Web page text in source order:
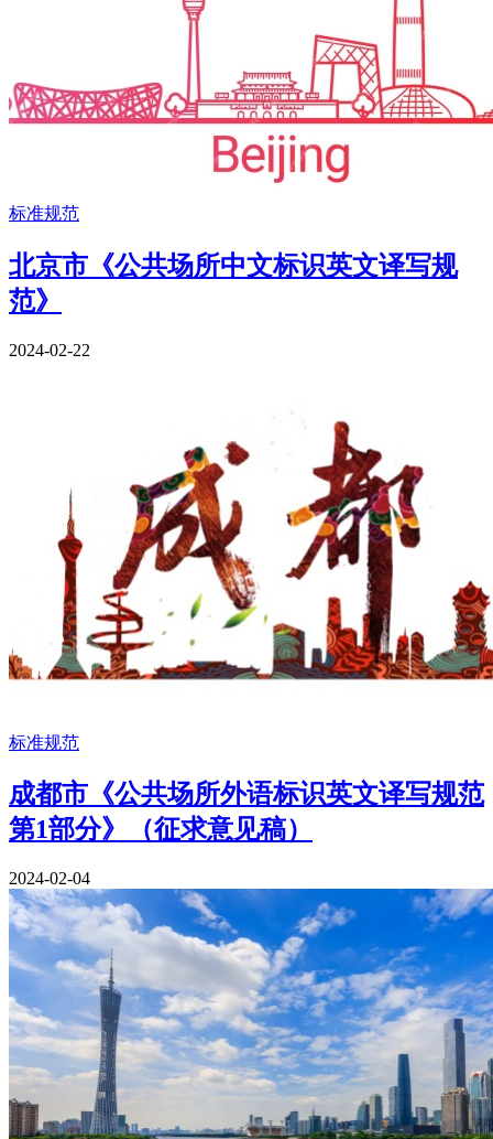
标准规范
北京市《公共场所中文标识英文译写规
范》
2024-02-22
标准规范
成都市《公共场所外语标识英文译写规范
第1部分》（征求意见稿）
2024-02-04